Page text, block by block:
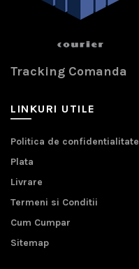
Tracking Comanda
LINKURI UTILE
Politica de confidentialitate
Plata
Livrare
Termeni si Conditii
Cum Cumpar
Sitemap